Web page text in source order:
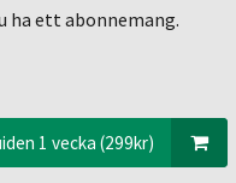
ett abonnemang.
1 vecka (299kr)